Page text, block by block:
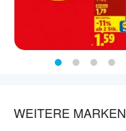
WEITERE MARKEN